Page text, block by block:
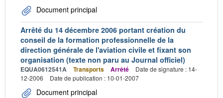
Document principal
Arrêté du 14 décembre 2006 portant création du
conseil de la formation professionnelle de la
direction générale de l'aviation civile et fixant son
organisation (texte non paru au Journal officiel)
EQUA0612541A Transports Arrêté
Date de signature : 14-
12-2006
Date de publication : 10-01-2007
Document principal